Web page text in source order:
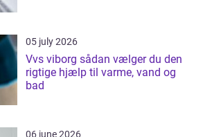
05 july 2026
Vvs viborg sådan vælger du den
rigtige hjælp til varme, vand og
bad
06 june 2026